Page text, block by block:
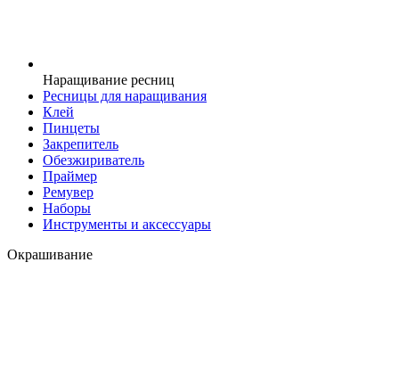
Наращивание ресниц
Ресницы для наращивания
Клей
Пинцеты
Закрепитель
Обезжириватель
Праймер
Ремувер
Наборы
Инструменты и аксессуары
Окрашивание